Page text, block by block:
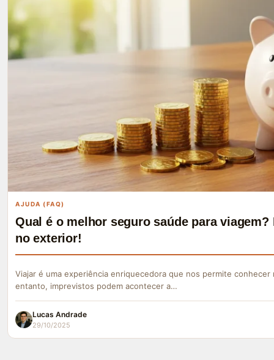
AJUDA (FAQ)
Qual é o melhor seguro saúde para
no exterior!
Viajar é uma experiência enriquecedora que nos permite
entanto, imprevistos podem acontecer a…
Lucas Andrade
29/10/2025